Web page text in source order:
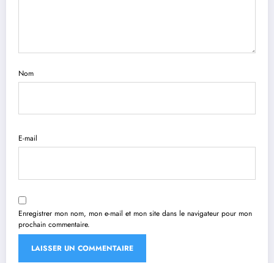
Nom
E-mail
Enregistrer mon nom, mon e-mail et mon site dans le navigateur pour mon
prochain commentaire.